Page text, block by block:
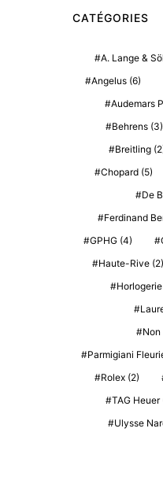
CATÉGORIES
A. Lange &
Angelus(6)
Audemars
Behrens (3)
Breitling
Chopard (5)
De
Ferdinand
GPHG(4)
Haute-Rive (2)
Horlogerie
Parmigiani
Rolex (2)
TAG Heuer
Ulysse